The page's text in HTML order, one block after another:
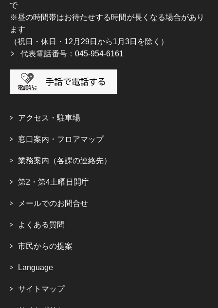
で
※昼の時間帯はお待たせする時間が長くなる場合があり
ます
（祝日・休日・12月29日から1月3日を除く）
代表電話番号：045-954-6161
アクセス・駐車場
窓口案内・フロアマップ
業務案内（各課の連絡先）
第2・第4土曜日開庁
メールでのお問合せ
よくある質問
市民からの提案
Language
サイトマップ